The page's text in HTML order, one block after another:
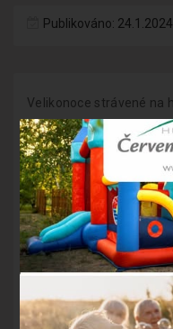
Publikováno: 24.1.2024
Velikonoce strávené na
příjemném hotelu, s
wellness a s trochou
zdarma. Jsou to i Vaše
Pokud ano, tak už
velikonoční pobyt na
Rezervujte přímo na
https://
velikonocni-pobyt-s-
noci/